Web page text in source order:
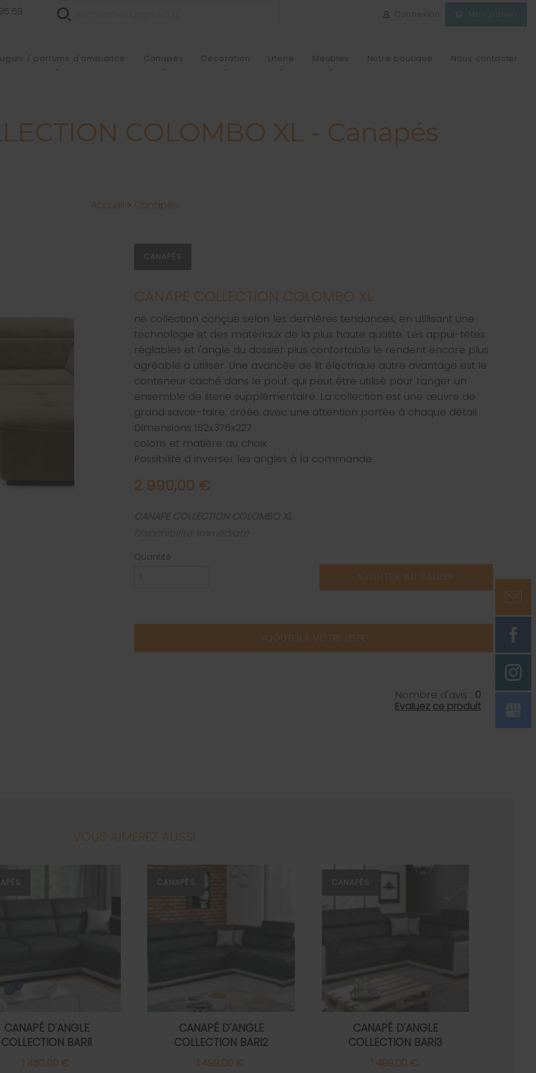
59 Connexion
/ parfums d'ambiance Canapés Décoration Literie Meubles Notre boutique Nous contacter
COLOMBO XL - Canapés
Accueil > Canapés
CANAPÉS
CANAPE COLLECTION COLOMBO XL
ne collection conçue selon les dernières tendances, en utilisant une
technologie et des matériaux de la plus haute qualité. Les appui-têtes
réglables et l'angle du dossier plus confortable le rendent encore plus
agréable à utiliser. Une avancée de lit électrique autre avantage est le
conteneur caché dans le pouf, qui peut être utilisé pour ranger un
ensemble de literie supplémentaire. La collection est une œuvre de
grand savoir-faire, créée avec une attention portée à chaque détail.
Dimensions 182x376x227
coloris et matière au choix
Possibilité d inverser les angles à la commande
2 990,00 €
Quantité
AJOUTER AU PANIER
AJOUTER À VOTRE LISTE
Nombre d'avis : 0
Evaluez ce produit
VOUS AIMEREZ AUSSI
CANAPÉ D'ANGLE
COLLECTION BARI1
1 450,00 €
CANAPÉS
CANAPÉ D'ANGLE
COLLECTION BARI2
1 499,00 €
CANAPÉS
CANAPÉ D'ANGLE
COLLECTION BARI3
1 499,00 €